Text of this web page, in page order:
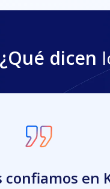
¿Qué dicen
soluciona